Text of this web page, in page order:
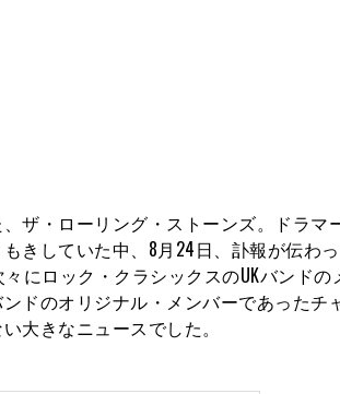
ザ・ローリング・ストーンズ。ドラマ
きしていた中、8月24日、訃報が伝わ
にロック・クラシックスのUKバンドの
ドのオリジナル・メンバーであったチ
大きなニュースでした。